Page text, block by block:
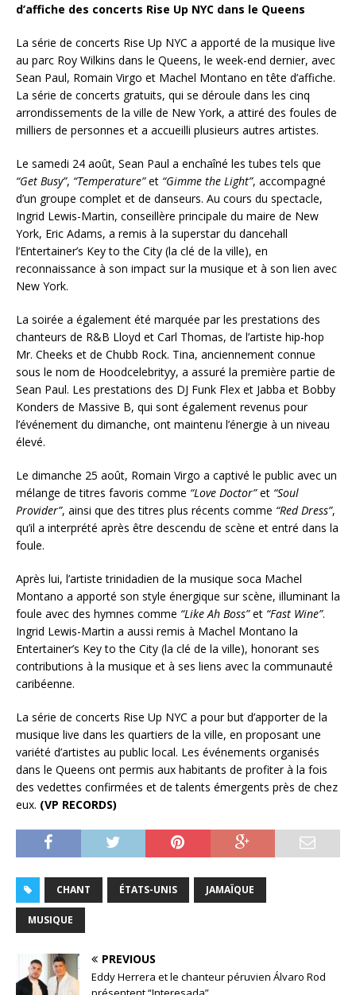
d’affiche des concerts Rise Up NYC dans le Queens
La série de concerts Rise Up NYC a apporté de la musique live
au parc Roy Wilkins dans le Queens, le week-end dernier, avec
Sean Paul, Romain Virgo et Machel Montano en tête d’affiche.
La série de concerts gratuits, qui se déroule dans les cinq
arrondissements de la ville de New York, a attiré des foules de
milliers de personnes et a accueilli plusieurs autres artistes.
Le samedi 24 août, Sean Paul a enchaîné les tubes tels que
“Get Busy”, “Temperature”et “Gimme the Light”, accompagné
d’un groupe complet et de danseurs. Au cours du spectacle,
Ingrid Lewis-Martin, conseillère principale du maire de New
York, Eric Adams, a remis à la superstar du dancehall
l’Entertainer’s Key to the City (la clé de la ville), en
reconnaissance à son impact sur la musique et à son lien avec
New York.
La soirée a également été marquée par les prestations des
chanteurs de R&B Lloyd et Carl Thomas, de l’artiste hip-hop
Mr. Cheeks et de Chubb Rock. Tina, anciennement connue
sous le nom de Hoodcelebrityy, a assuré la première partie de
Sean Paul. Les prestations des DJ Funk Flex et Jabba et Bobby
Konders de Massive B, qui sont également revenus pour
l’événement du dimanche, ont maintenu l’énergie à un niveau
élevé.
Le dimanche 25 août, Romain Virgo a captivé le public avec un
mélange de titres favoris comme “Love Doctor”et “Soul
Provider”, ainsi que des titres plus récents comme “Red Dress”,
qu’il a interprété après être descendu de scène et entré dans la
foule.
Après lui, l’artiste trinidadien de la musique soca Machel
Montano a apporté son style énergique sur scène, illuminant la
foule avec des hymnes comme “Like Ah Boss”et “Fast Wine”.
Ingrid Lewis-Martin a aussi remis à Machel Montano la
Entertainer’s Key to the City (la clé de la ville), honorant ses
contributions à la musique et à ses liens avec la communauté
caribéenne.
La série de concerts Rise Up NYC a pour but d’apporter de la
musique live dans les quartiers de la ville, en proposant une
variété d’artistes au public local. Les événements organisés
dans le Queens ont permis aux habitants de profiter à la fois
des vedettes confirmées et de talents émergents près de chez
eux. (VP RECORDS)
CHANT ÉTATS-UNIS JAMAÏQUE
MUSIQUE
PREVIOUS
Eddy Herrera et le chanteur péruvien Álvaro Rod